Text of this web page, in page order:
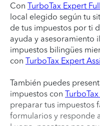
Con TurboTax Expert
local elegido según tu
de tus impuestos por ti
ayuda y asesoramiento
impuestos bilingües
con TurboTax Expert
También puedes
impuestos con
preparar tus impuestos
formularios y responde